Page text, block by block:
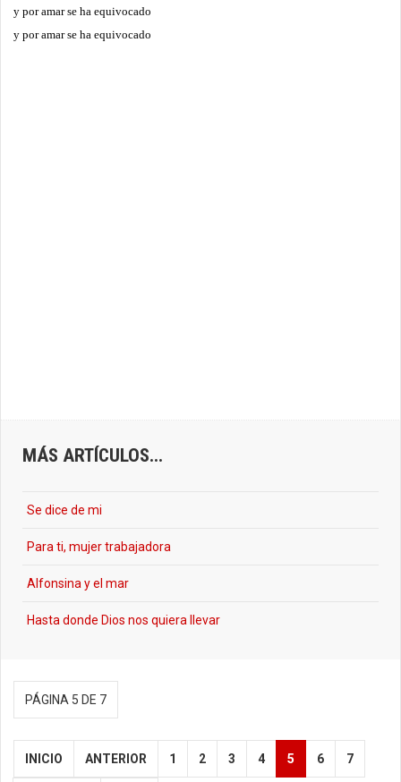
y por amar se ha equivocado
y por amar se ha equivocado
MÁS ARTÍCULOS...
Se dice de mi
Para ti, mujer trabajadora
Alfonsina y el mar
Hasta donde Dios nos quiera llevar
PÁGINA 5 DE 7
INICIO ANTERIOR 1 2 3 4 5 6 7